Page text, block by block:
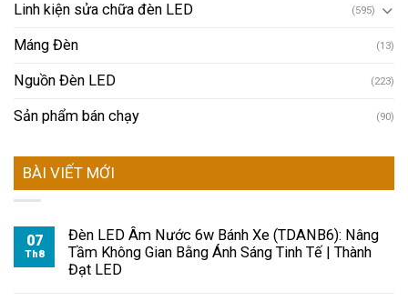
Linh kiện sửa chữa đèn LED (595)
Máng Đèn (13)
Nguồn Đèn LED (223)
Sản phẩm bán chạy (90)
BÀI VIẾT MỚI
07
Th8
Đèn LED Âm Nước 6w Bánh Xe (TDANB6): Nâng
Tầm Không Gian Bằng Ánh Sáng Tinh Tế | Thành
Đạt LED